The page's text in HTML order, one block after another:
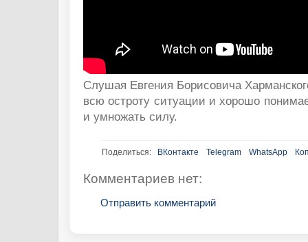
Слушая Евгения Борисовича
всю остроту ситуации и хорошо
и умножать силу.
Поделиться: ВКонтакте Telegram WhatsApp
Комментариев нет:
Отправить комментарий